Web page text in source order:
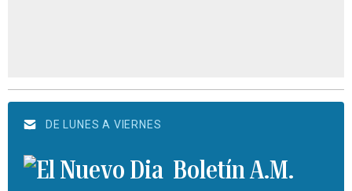
DE LUNES A VIERNES
Boletín A.M.